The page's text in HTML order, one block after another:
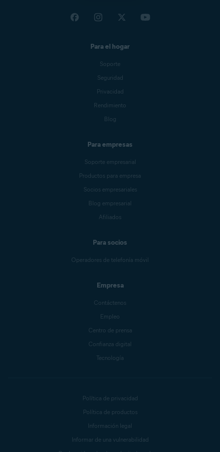
Para el hogar
Soporte
Seguridad
Privacidad
Rendimiento
Blog
Para empresas
Soporte empresarial
Productos para empresa
Socios empresariales
Blog empresarial
Afiliados
Para socios
Operadores de telefonía móvil
Empresa
Contáctenos
Empleo
Centro de prensa
Confianza digital
Tecnología
Política de privacidad
Política de productos
Información legal
Informar de una vulnerabilidad